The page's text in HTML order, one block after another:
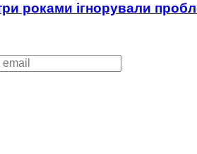
роками ігнорували